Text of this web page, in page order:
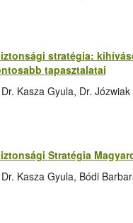
stratégia:
tapasztalatai
Kasza Gyula, Dr.
Stratégia
Kasza Gyula, Bódi